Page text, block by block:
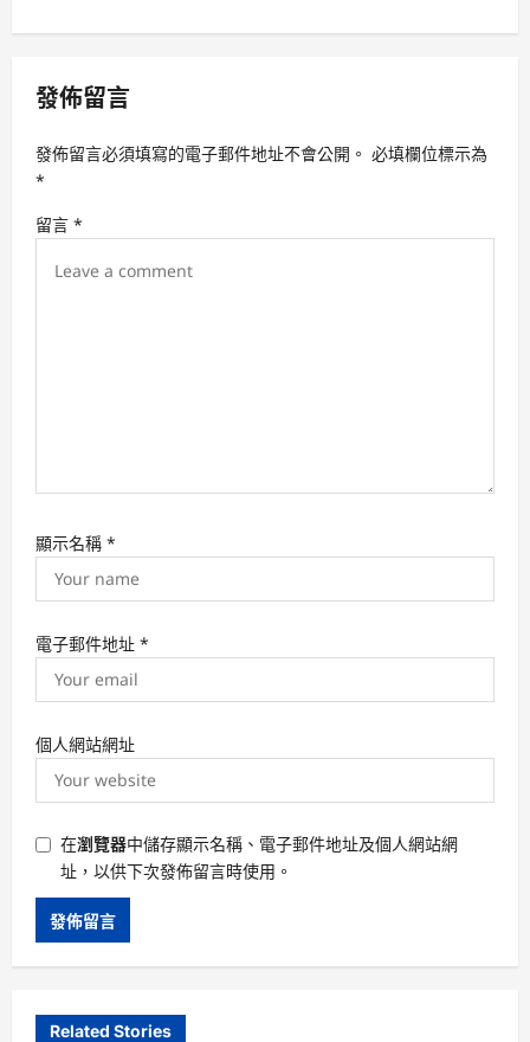
v
g
t
發佈留言
發佈留言必須填寫的電子郵件地址不會公開。 必填欄位標示為
*
留言 *
顯示名稱 *
電子郵件地址 *
個人網站網址
在瀏覽器中儲存顯示名稱、電子郵件地址及個人網站網
址，以供下次發佈留言時使用。
Related Stories